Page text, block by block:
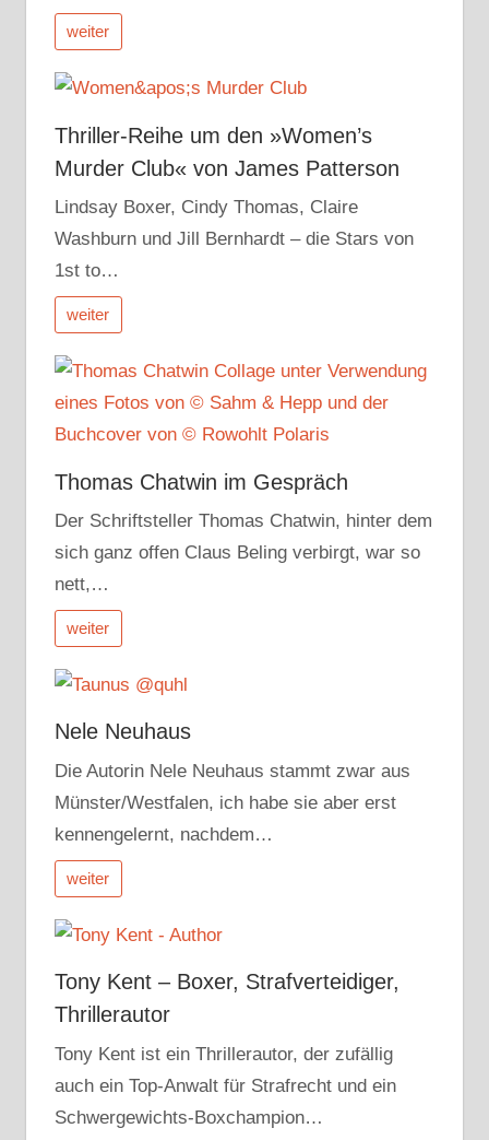
weiter
Thriller-Reihe um den »Women’s
Murder Club« von James Patterson
Lindsay Boxer, Cindy Thomas, Claire
Washburn und Jill Bernhardt – die Stars von
1st to…
weiter
Thomas Chatwin im Gespräch
Der Schriftsteller Thomas Chatwin, hinter dem
sich ganz offen Claus Beling verbirgt, war so
nett,…
weiter
Nele Neuhaus
Die Autorin Nele Neuhaus stammt zwar aus
Münster/Westfalen, ich habe sie aber erst
kennengelernt, nachdem…
weiter
Tony Kent – Boxer, Strafverteidiger,
Thrillerautor
Tony Kent ist ein Thrillerautor, der zufällig
auch ein Top-Anwalt für Strafrecht und ein
Schwergewichts-Boxchampion…